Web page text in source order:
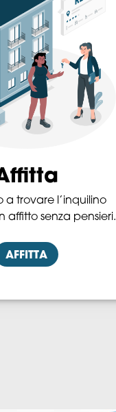
a trovare l’inquilino
affitto senza pensieri.
AFFITTA